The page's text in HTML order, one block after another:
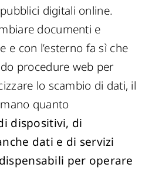
digitali online.
documenti e
e con l’esterno fa sì che
procedure web per
lo scambio di dati, il
quanto
dispositivi, di
dati e di servizi
per operare